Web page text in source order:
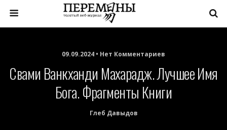
09.09.2024 • Нет Комментариев
Свами Ванкханди Махарадж. Лучшее Имя
Бога. Фрагменты Книги
Глеб Давыдов